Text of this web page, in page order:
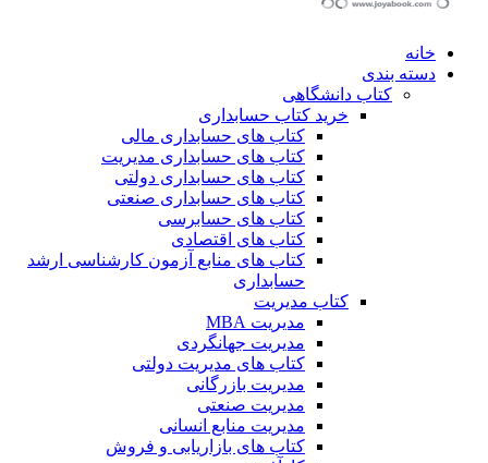
خانه
دسته بندی
کتاب دانشگاهی
خرید کتاب حسابداری
کتاب های حسابداری مالی
کتاب های حسابداری مدیریت
کتاب های حسابداری دولتی
کتاب های حسابداری صنعتی
کتاب های حسابرسی
کتاب های اقتصادی
کتاب های منابع آزمون کارشناسی ارشد
حسابداری
کتاب مدیریت
مدیریت MBA
مدیریت جهانگردی
کتاب های مدیریت دولتی
مدیریت بازرگانی
مدیریت صنعتی
مدیریت منابع انسانی
کتاب های بازاریابی و فروش